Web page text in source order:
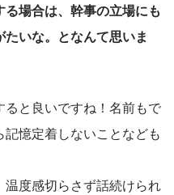
場合は、幹事の立場にも
いな。となんて思いま
と良いですね！名前もで
憶定着しないことなども
度感切らさず話続けられ